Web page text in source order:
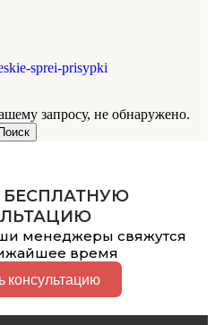
sprei-prisypki
запросу, не обнаружено.
Поиск
БЕСПЛАТНУЮ
менеджеры свяжутся
время
консультацию